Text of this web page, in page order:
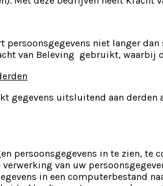
persoonsgegevens niet langer
van Beleving gebruikt, waarbij
gegevens uitsluitend aan
persoonsgegevens in te zien,
verwerking van uw
in een computerbestand